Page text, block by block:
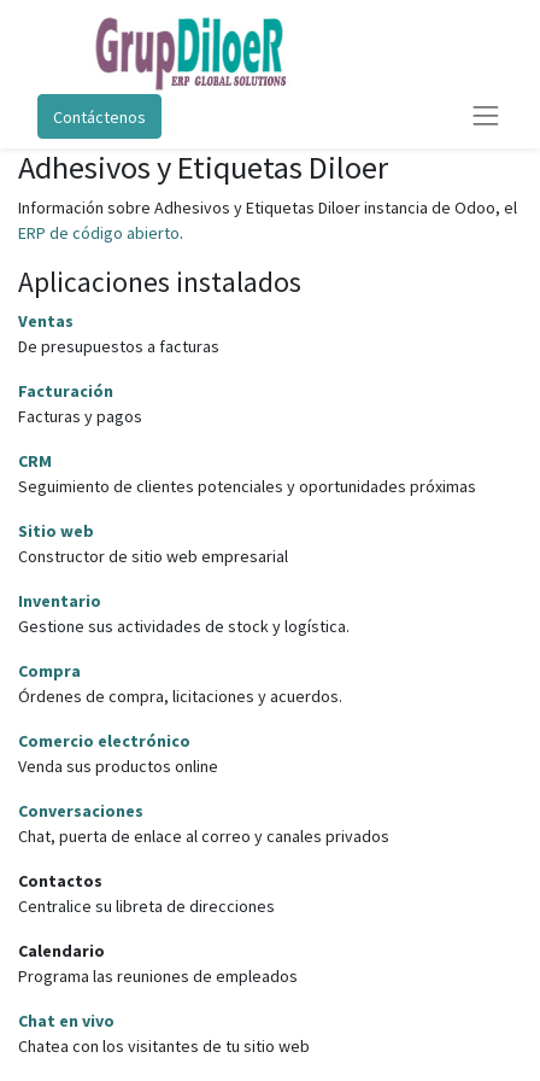
Contáctenos
Adhesivos y Etiquetas Diloer
Información sobre Adhesivos y Etiquetas Diloer instancia de Odoo, el
ERP de código abierto.
Aplicaciones instalados
Ventas
De presupuestos a facturas
Facturación
Facturas y pagos
CRM
Seguimiento de clientes potenciales y oportunidades próximas
Sitio web
Constructor de sitio web empresarial
Inventario
Gestione sus actividades de stock y logística.
Compra
Órdenes de compra, licitaciones y acuerdos.
Comercio electrónico
Venda sus productos online
Conversaciones
Chat, puerta de enlace al correo y canales privados
Contactos
Centralice su libreta de direcciones
Calendario
Programa las reuniones de empleados
Chat en vivo
Chatea con los visitantes de tu sitio web